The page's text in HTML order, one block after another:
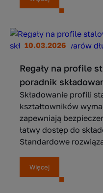
10.03.2026
Regały na profile
poradnik
Składowanie profili
kształtowników
zapewniają
łatwy dostęp do
Standardowe
Więcej